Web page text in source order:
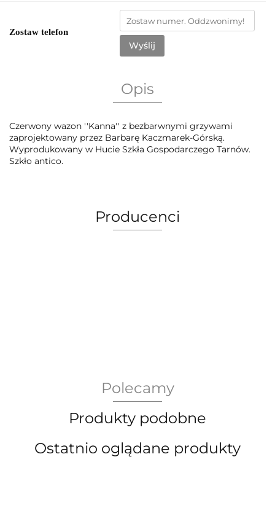
Zostaw telefon
Wyślij
Opis
Czerwony wazon ''Kanna'' z bezbarwnymi grzywami
zaprojektowany przez Barbarę Kaczmarek-Górską.
Wyprodukowany w Hucie Szkła Gospodarczego Tarnów.
Szkło antico.
Producenci
Bergdala Glasbruk
Polecamy
Produkty podobne
Ostatnio oglądane produkty